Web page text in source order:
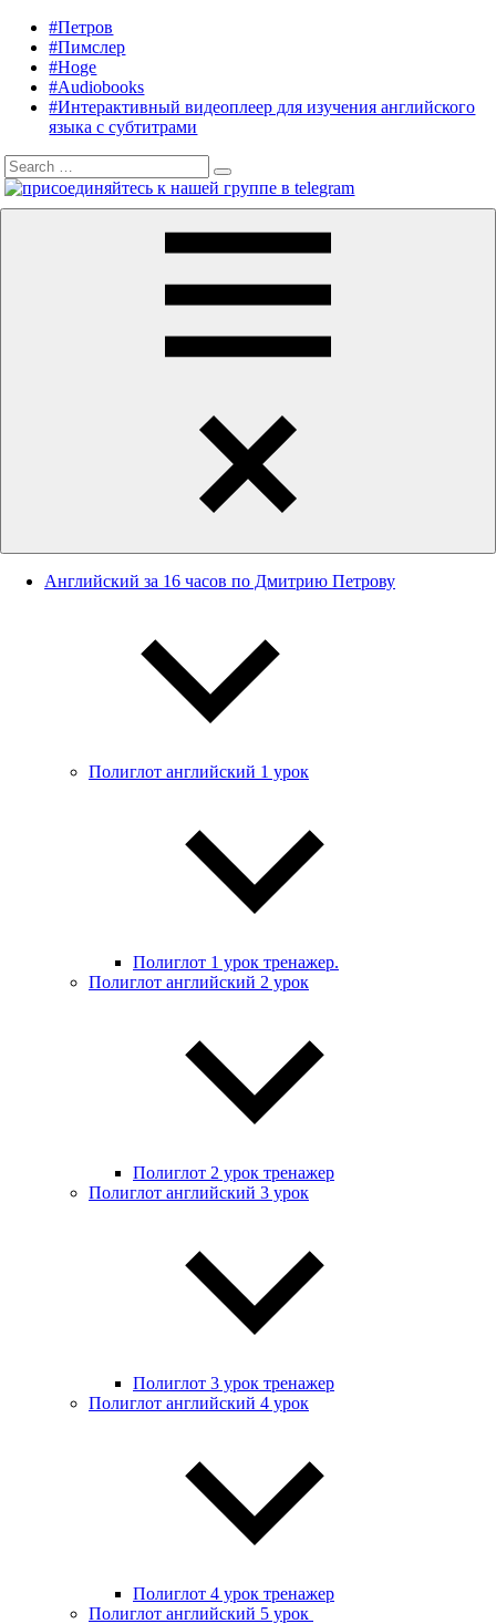
content
Listening
English
Audiobooks
English,
Petrov
English
#Петров
#Пимслер
#Hoge
#Audiobooks
#Интерактивный видеоплеер для изучения английского
языка с субтитрами
Search
for:
Search
Английский за 16 часов по Дмитрию Петрову
Полиглот английский 1 урок
Полиглот 1 урок тренажер.
Полиглот английский 2 урок
Полиглот 2 урок тренажер
Полиглот английский 3 урок
Полиглот 3 урок тренажер
Полиглот английский 4 урок
Полиглот 4 урок тренажер
Полиглот английский 5 урок